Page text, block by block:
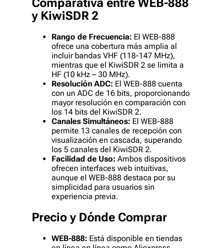
Comparativa entre WEB-888
y KiwiSDR 2
Rango de Frecuencia: El WEB-888
ofrece una cobertura más amplia al
incluir bandas VHF (118-147 MHz),
mientras que el KiwiSDR 2 se limita a
HF (10 kHz – 30 MHz).
Resolución ADC: El WEB-888 cuenta
con un ADC de 16 bits, proporcionando
mayor resolución en comparación con
los 14 bits del KiwiSDR 2.
Canales Simultáneos: El WEB-888
permite 13 canales de recepción con
visualización en cascada, superando
los 5 canales del KiwiSDR 2.
Facilidad de Uso: Ambos dispositivos
ofrecen interfaces web intuitivas,
aunque el WEB-888 destaca por su
simplicidad para usuarios sin
experiencia previa.
Precio y Dónde Comprar
WEB-888: Está disponible en tiendas